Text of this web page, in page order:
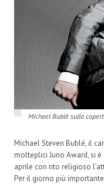
Michael Bublè sulla
Michael Steven Bublé, il
molteplici Juno Award, si
aprile con rito religioso
Per il giorno più